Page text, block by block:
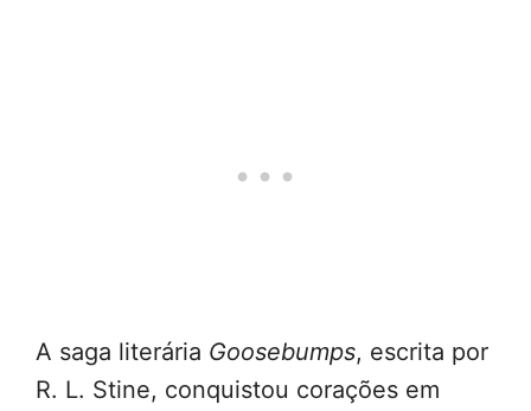
A saga literária Goosebumps, escrita por
R. L. Stine, conquistou corações em